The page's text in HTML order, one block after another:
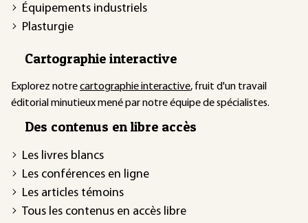
Équipements industriels
Plasturgie
Cartographie interactive
Explorez notrecartographie interactive, fruit d'un travail
éditorial minutieux mené par notre équipe de spécialistes.
Des contenus en libre accès
Les livres blancs
Les conférences en ligne
Les articles témoins
Tous les contenus en accès libre